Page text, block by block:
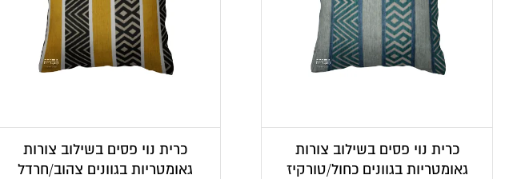
כרית נוי פסים בשילוב צורות
גאומטריות בגוונים כחול/טורקיז
כרית נוי פסים בשילוב צורות
גאומטריות בגוונים צהוב/חרדל